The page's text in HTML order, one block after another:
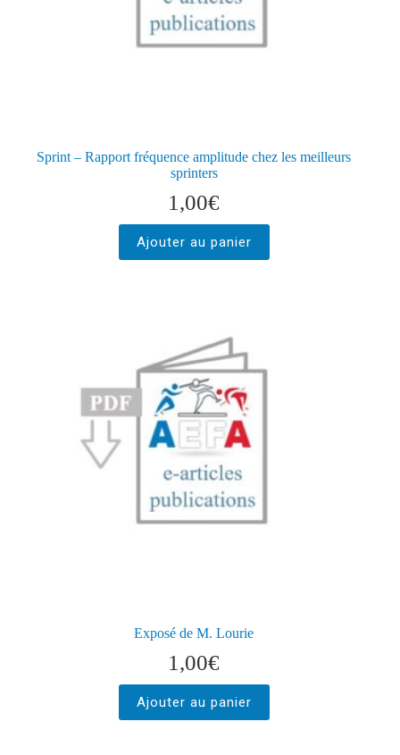
Sprint – Rapport fréquence amplitude chez les meilleurs
sprinters
1,00€
Ajouter au panier
Exposé de M. Lourie
1,00€
Ajouter au panier